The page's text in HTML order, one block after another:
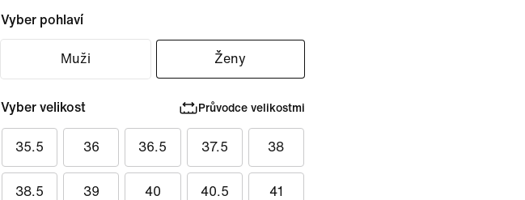
Vyber pohlaví
Muži Ženy
Vyber velikost Průvodce velikostmi
35.5 36 36.5 37.5 38
38.5 39 40 40.5 41